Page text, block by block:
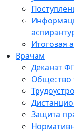
Итоговая
Врачам
Деканат
Общество
Защита